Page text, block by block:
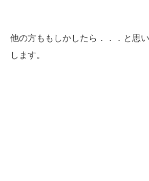
他の方ももしかしたら．．．と思
します。